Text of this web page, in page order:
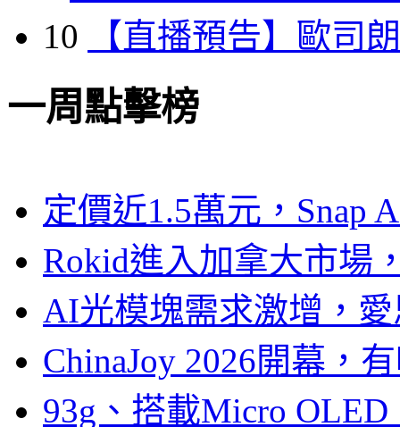
10
【直播預告】歐司
一周點擊榜
定價近1.5萬元，Snap
Rokid進入加拿大市場
AI光模塊需求激增，
ChinaJoy 2026開幕，
93g、搭載Micro